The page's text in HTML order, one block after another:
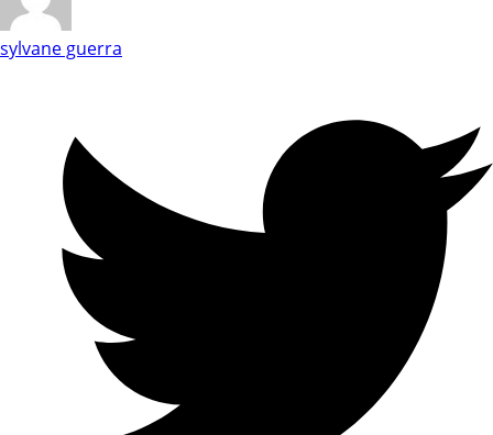
sylvane guerra